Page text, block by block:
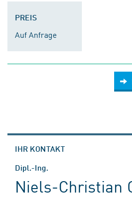
PREIS
Auf Anfrage
IHR KONTAKT
Dipl.-Ing.
Niels-Christian